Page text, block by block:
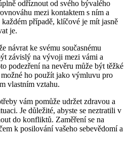
odříznout od svého bývalého
mezi kontaktem s ním a
případě, klíčové je mít jasně
je.
návrat ke svému současnému
závislý na vývoji mezi vámi a
podezření na nevěru může být těžké
ho použít jako výmluvu pro
vlastním vztahu.
vám pomůže udržet zdravou a
Je důležité, abyste se neztratili v
do konfliktů. Zaměření se na
k posilování vašeho sebevědomí a